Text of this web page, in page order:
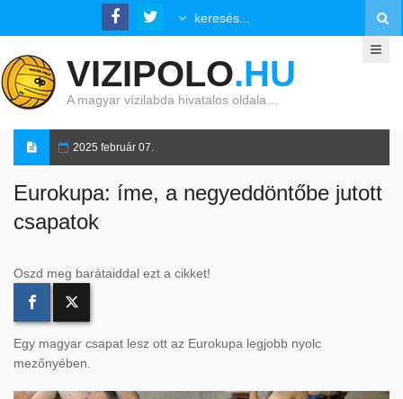
VIZIPOLO.HU
A magyar vízilabda hivatalos oldala…
2025 február 07.
Eurokupa: íme, a negyeddöntőbe jutott
csapatok
Oszd meg barátaiddal ezt a cikket!
Egy magyar csapat lesz ott az Eurokupa legjobb nyolc
mezőnyében.